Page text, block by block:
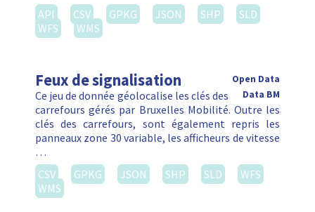
API
CSV GPKG JSON SHP
SLD
WFS
WMS
Feux de signalisation
Open Data
Data BM
Ce jeu de donnée géolocalise les clés des
carrefours gérés par Bruxelles Mobilité. Outre les
clés des carrefours, sont également repris les
panneaux zone 30 variable, les afficheurs de vitesse
…
CSV
GPKG JSON SHP SLD
WFS
WMS